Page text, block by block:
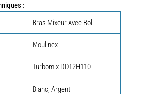
:
Bras Mixeur Avec Bol
Moulinex
Turbomix DD12H110
Blanc, Argent